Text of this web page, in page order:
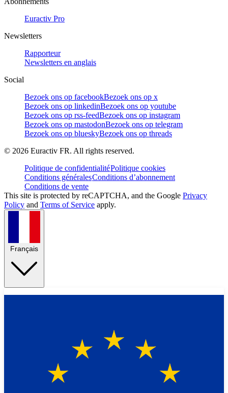
Euractiv Pro
Newsletters
Rapporteur
Newsletters en anglais
Social
Bezoek ons op facebookBezoek ons op x
Bezoek ons op linkedinBezoek ons op youtube
Bezoek ons op rss-feedBezoek ons op instagram
Bezoek ons op mastodonBezoek ons op telegram
Bezoek ons op blueskyBezoek ons op threads
© 2026 Euractiv FR. All rights reserved.
Politique de confidentialitéPolitique cookies
Conditions généralesConditions d’abonnement
Conditions de vente
This site is protected by reCAPTCHA, and the Google Privacy
Policy and Terms of Service apply.
Français